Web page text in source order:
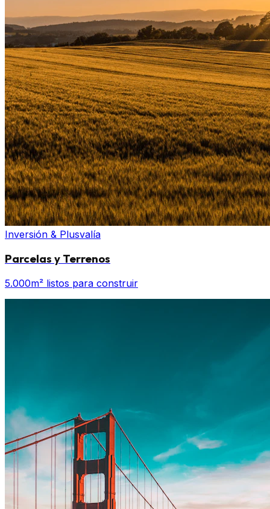
Inversión & Plusvalía
Parcelas y Terrenos
5.000m² listos para construir